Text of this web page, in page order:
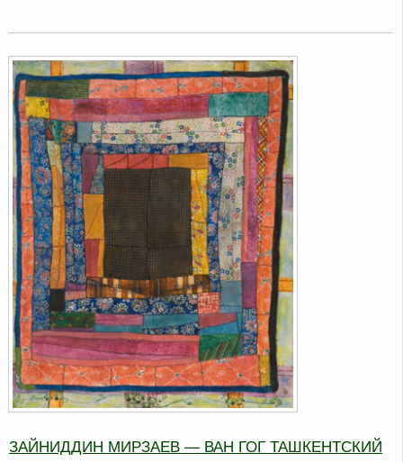
ЗАЙНИДДИН МИРЗАЕВ — ВАН ГОГ ТАШКЕНТСКИЙ